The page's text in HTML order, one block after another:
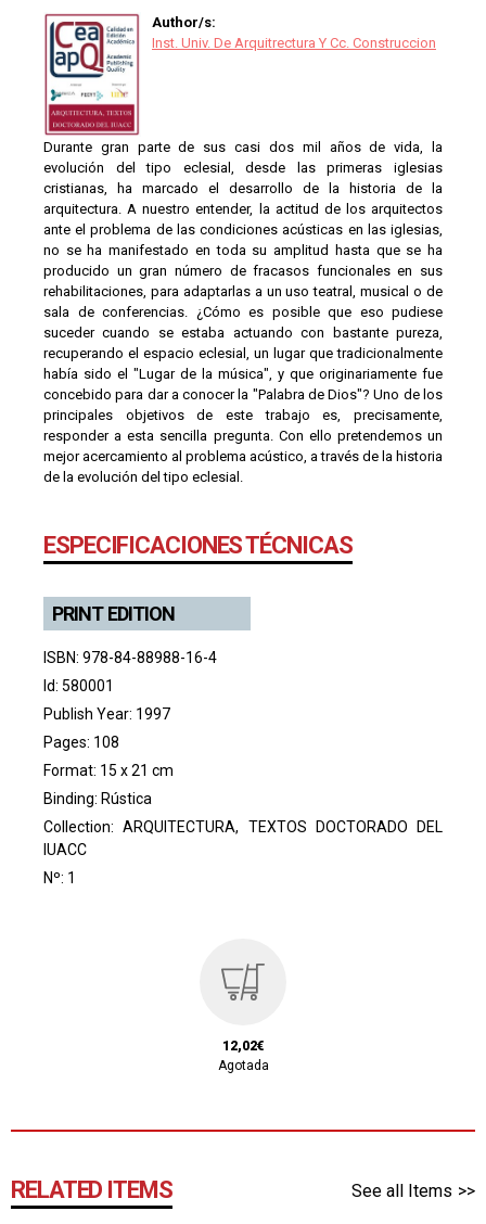
Author/s:
Inst. Univ. De Arquitrectura Y Cc. Construccion
Durante gran parte de sus casi dos mil años de vida, la
evolución del tipo eclesial, desde las primeras iglesias
cristianas, ha marcado el desarrollo de la historia de la
arquitectura. A nuestro entender, la actitud de los arquitectos
ante el problema de las condiciones acústicas en las iglesias,
no se ha manifestado en toda su amplitud hasta que se ha
producido un gran número de fracasos funcionales en sus
rehabilitaciones, para adaptarlas a un uso teatral, musical o de
sala de conferencias. ¿Cómo es posible que eso pudiese
suceder cuando se estaba actuando con bastante pureza,
recuperando el espacio eclesial, un lugar que tradicionalmente
había sido el "Lugar de la música", y que originariamente fue
concebido para dar a conocer la "Palabra de Dios"? Uno de los
principales objetivos de este trabajo es, precisamente,
responder a esta sencilla pregunta. Con ello pretendemos un
mejor acercamiento al problema acústico, a través de la historia
de la evolución del tipo eclesial.
ESPECIFICACIONES TÉCNICAS
PRINT EDITION
ISBN: 978-84-88988-16-4
Id: 580001
Publish Year: 1997
Pages: 108
Format: 15 x 21 cm
Binding: Rústica
Collection:ARQUITECTURA, TEXTOS DOCTORADO DEL
IUACC
Nº: 1
12,02€
Agotada
RELATED ITEMS See all Items